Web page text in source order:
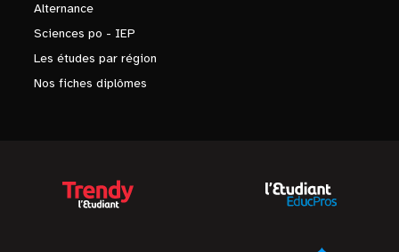
Alternance
Sciences po - IEP
Les études par région
Nos fiches diplômes